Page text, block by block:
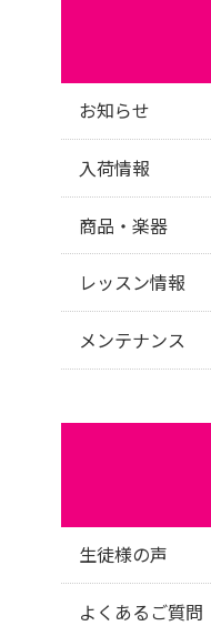
お知らせ
入荷情報
商品・楽器
レッスン情報
メンテナンス
生徒様の声
よくあるご質問